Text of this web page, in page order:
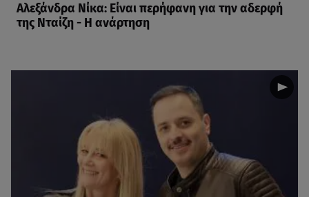
Αλεξάνδρα Νίκα: Είναι περήφανη για την αδερφή
της Νταίζη - Η ανάρτηση